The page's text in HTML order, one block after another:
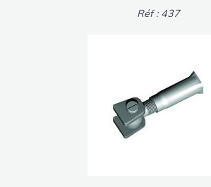
INTERPHONES VISIOPHONES
Réf : 437